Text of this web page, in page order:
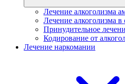
Лечение алкоголизма
Лечение алкоголизма в
Принудительное
Кодирование от
Лечение наркомании